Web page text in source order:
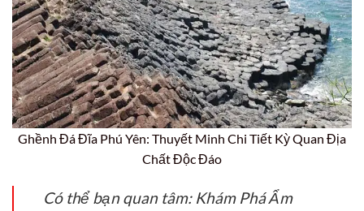
Ghềnh Đá Đĩa Phú Yên: Thuyết Minh Chi Tiết Kỳ Quan Địa
Chất Độc Đáo
Có thể bạn quan tâm: Khám Phá Ẩm